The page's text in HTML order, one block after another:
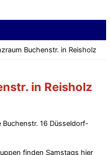
Buchenstr. in Reisholz
in Reisholz
16 Düsseldorf-
finden Samstags hier